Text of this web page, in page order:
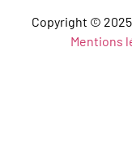
Copyright ©
Mentions